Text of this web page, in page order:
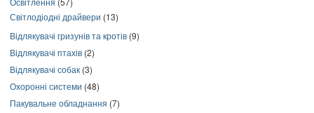
Світлодіодні драйвери (13)
Відлякувачі гризунів та кротів (9)
Відлякувачі птахів (2)
Відлякувачі собак (3)
Охоронні системи (48)
Пакувальне обладнання (7)